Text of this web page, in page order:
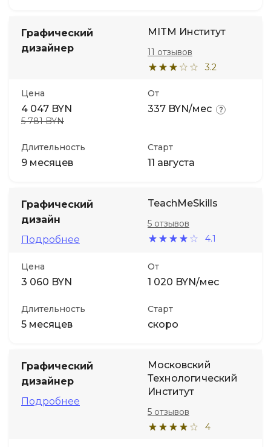
Графический
дизайнер
MITM Институт
3.2
11 отзывов
Цена
4 047 BYN
5 781 BYN
От
337 BYN/мес
Длительность
9 месяцев
Старт
11 августа
Графический
дизайн
Подробнее
TeachMeSkills
4.1
5 отзывов
Цена
3 060 BYN
От
1 020 BYN/мес
Длительность
5 месяцев
Старт
скоро
Графический
дизайнер
Подробнее
Московский
Технологический
Институт
4
5 отзывов